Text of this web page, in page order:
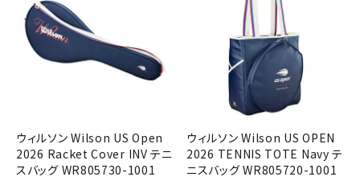
SALE品はこちら
お問い合わせ
メルマガ登録
ウィルソン Wilson US Open
2026 Racket Cover INV テニ
スバッグ WR805730-1001
ウィルソン Wilson US OPEN
2026 TENNIS TOTE Navy テ
ニスバッグ WR805720-1001